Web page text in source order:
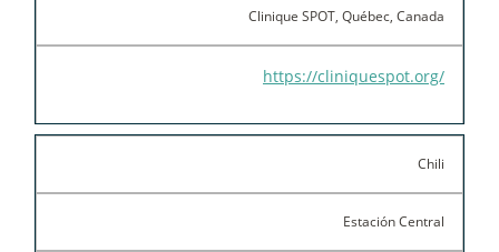
Clinique SPOT, Québec, Canada
https://cliniquespot.org/
Chili
Estación Central